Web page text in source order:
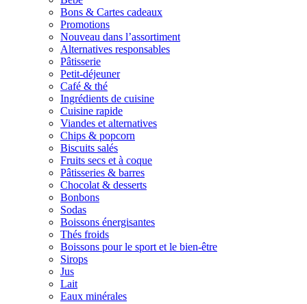
Bons & Cartes cadeaux
Promotions
Nouveau dans l’assortiment
Alternatives responsables
Pâtisserie
Petit-déjeuner
Café & thé
Ingrédients de cuisine
Cuisine rapide
Viandes et alternatives
Chips & popcorn
Biscuits salés
Fruits secs et à coque
Pâtisseries & barres
Chocolat & desserts
Bonbons
Sodas
Boissons énergisantes
Thés froids
Boissons pour le sport et le bien-être
Sirops
Jus
Lait
Eaux minérales